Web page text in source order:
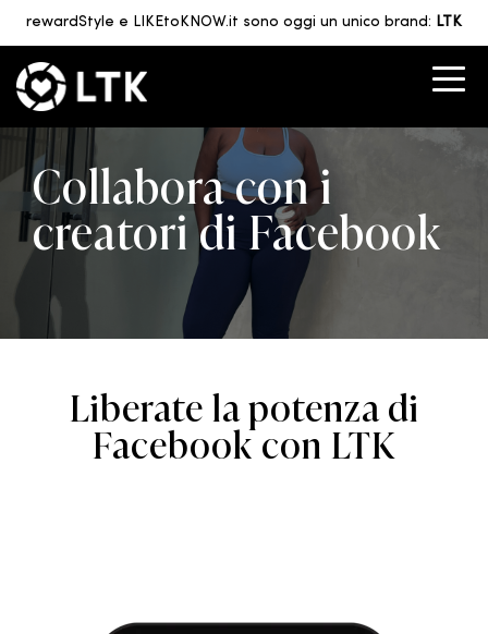
rewardStyle e LIKEtoKNOW.it sono oggi un unico brand: LTK
Collabora con i
creatori di Facebook
Liberate la potenza di
Facebook con LTK